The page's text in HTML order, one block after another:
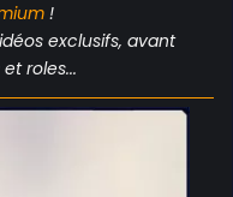
!
exclusifs, avant
roles...